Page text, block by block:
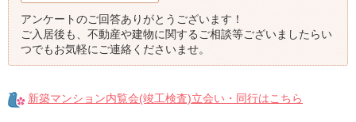
アンケートのご回答ありがとうございます！
ご入居後も、不動産や建物に関するご相談等ございましたらい
つでもお気軽にご連絡くださいませ。
新築マンション内覧会(竣工検査)立会い・同行はこちら